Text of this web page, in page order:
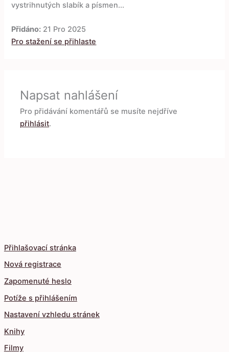
Přihlašovací stránka
Nová registrace
Zapomenuté heslo
Potíže s přihlášením
Nastavení vzhledu stránek
Knihy
Filmy
vystrihnutých slabík a písmen...
Přidáno: 21 Pro 2025
Pro stažení se přihlaste
Napsat nahlášení
Pro přidávání komentářů se musíte nejdříve
přihlásit.